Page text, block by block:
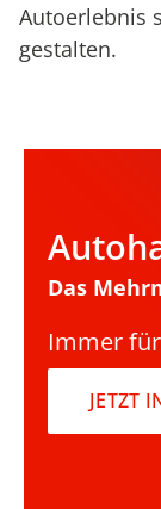
Autoerlebnis
gestalten.
Das
Immer
JETZT